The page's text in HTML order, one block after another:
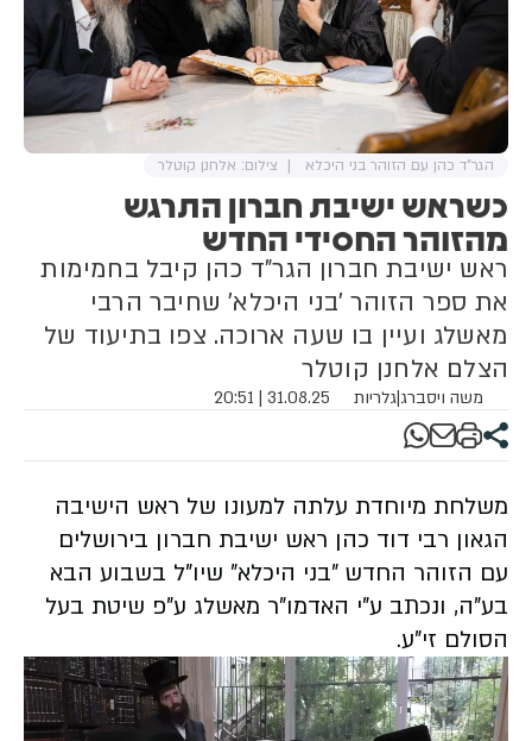
כשראש ישיבת חברון התרגש
מהזוהר החסידי החדש
ראש ישיבת חברון הגר"ד כהן קיבל בחמימות
את ספר הזוהר 'בני היכלא' שחיבר הרבי
מאשלג ועיין בו שעה ארוכה. צפו בתיעוד של
הצלם אלחנן קוטלר
משה ויסברג|גלריות 31.08.25 | 20:51
הגר"ד כהן עם הזוהר בני היכלא צילום: אלחנן קוטלר
משלחת מיוחדת עלתה למעונו של ראש הישיבה
הגאון רבי דוד כהן ראש ישיבת חברון בירושלים
עם הזוהר החדש "בני היכלא" שיו"ל בשבוע הבא
בע"ה, ונכתב ע"י האדמו"ר מאשלג ע"פ שיטת בעל
הסולם זי"ע.